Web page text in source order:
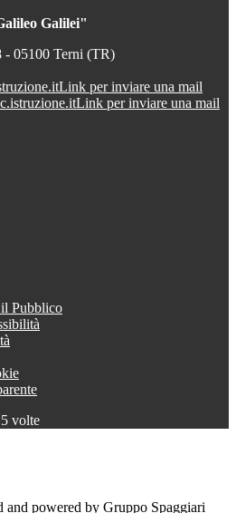
Galilei"
- 05100 Terni (TR)
Link per inviare una mail
Link per inviare una mail
Pubblico
volte
and powered by Gruppo Spaggiari